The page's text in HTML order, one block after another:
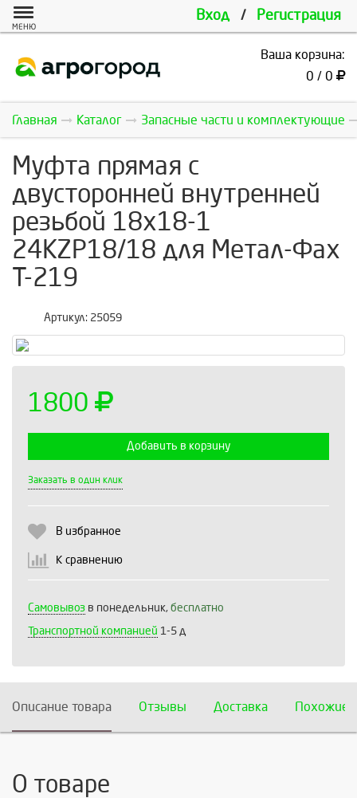
Вход / Регистрация
МЕНЮ
Ваша корзина:
0 / 0
Главная Каталог Запасные части и комплектующие
Муфта прямая с
двусторонней внутренней
резьбой 18x18-1
24KZP18/18 для Метал-Фах
Т-219
Артикул: 25059
1800
Добавить в корзину
Заказать в один клик
В избранное
К сравнению
Самовывоз в понедельник, бесплатно
Транспортной компанией 1-5 д
Описание товара Отзывы Доставка Похожие
О товаре